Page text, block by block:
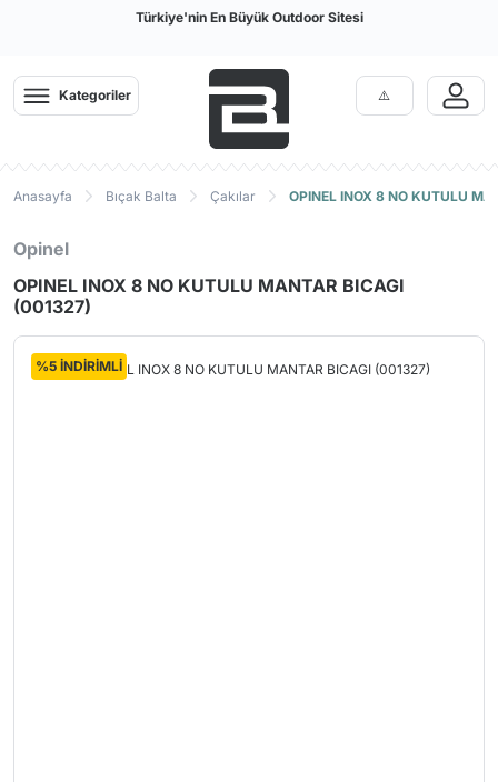
Türkiye'nin En Büyük Outdoor Sitesi
Kategoriler
Anasayfa Bıçak Balta Çakılar OPINEL INOX 8 NO KUTULU
Opinel
OPINEL INOX 8 NO KUTULU MANTAR BICAGI
(001327)
%5 İNDİRİMLİ